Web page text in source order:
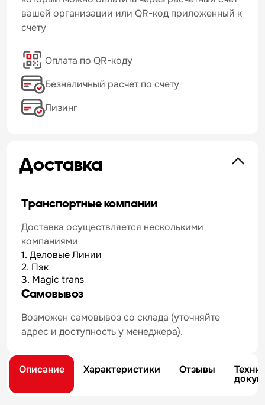
вашей организации или QR-код приложенный к
счету
Оплата по QR-коду
Безналичный расчет по счету
Лизинг
Доставка
Транспортные компании
Доставка осуществляется несколькими
компаниями
1. Деловые Линии
2. Пэк
3. Magic trans
Самовывоз
Возможен самовывоз со склада (уточняйте
адрес и доступность у менеджера).
Описание Характеристики Отзывы